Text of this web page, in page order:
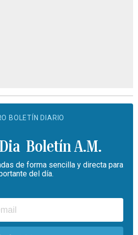
BOLETÍN DIARIO
Boletín A.M.
de forma sencilla y directa para
del día.